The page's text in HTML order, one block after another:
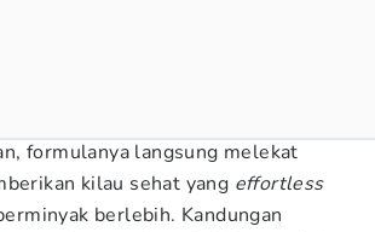
formulanya langsung melekat
kilau sehat yang effortless
berlebih. Kandungan